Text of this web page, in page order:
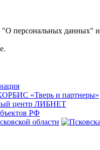
"О персональных данных" и